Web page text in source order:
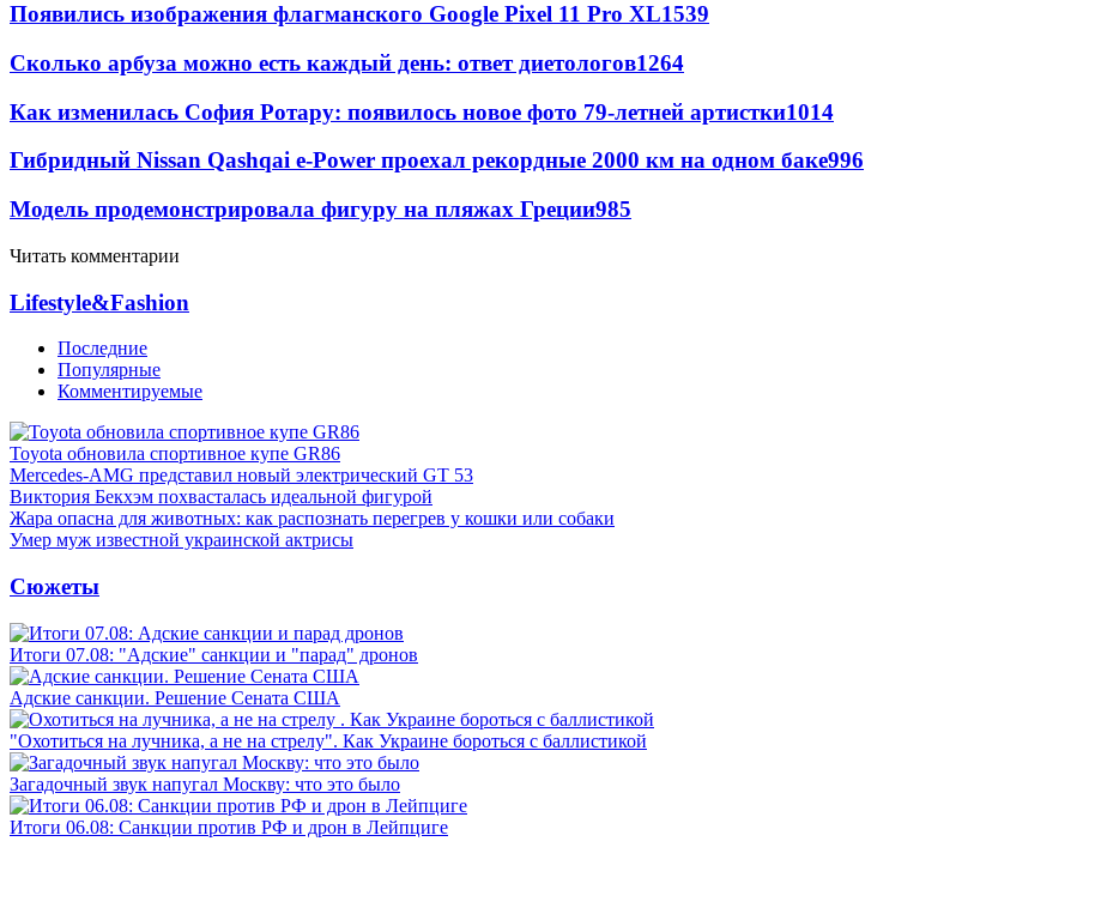
Появились изображения флагманского Google Pixel 11 Pro XL1539
Сколько арбуза можно есть каждый день: ответ диетологов1264
Как изменилась София Ротару: появилось новое фото 79-летней артистки1014
Гибридный Nissan Qashqai e-Power проехал рекордные 2000 км на одном баке996
Модель продемонстрировала фигуру на пляжах Греции985
Читать комментарии
Lifestyle&Fashion
Последние
Популярные
Комментируемые
Toyota обновила спортивное купе GR86
Mercedes-AMG представил новый электрический GT 53
Виктория Бекхэм похвасталась идеальной фигурой
Жара опасна для животных: как распознать перегрев у кошки или собаки
Умер муж известной украинской актрисы
Сюжеты
Итоги 07.08: "Адские" санкции и "парад" дронов
Адские санкции. Решение Сената США
"Охотиться на лучника, а не на стрелу". Как Украине бороться с баллистикой
Загадочный звук напугал Москву: что это было
Итоги 06.08: Санкции против РФ и дрон в Лейпциге